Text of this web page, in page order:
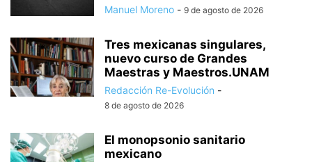
Manuel Moreno - 9 de agosto de 2026
Tres mexicanas singulares,
nuevo curso de Grandes
Maestras y Maestros.UNAM
Redacción Re-Evolución -
8 de agosto de 2026
El monopsonio sanitario
mexicano